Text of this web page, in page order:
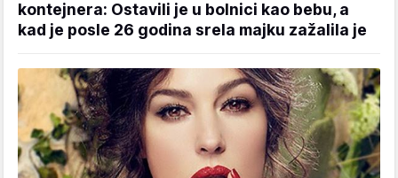
kontejnera: Ostavili je u bolnici kao bebu, a
kad je posle 26 godina srela majku zažalila je